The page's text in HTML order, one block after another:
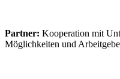
Partner: Kooperation mit
Möglichkeiten und